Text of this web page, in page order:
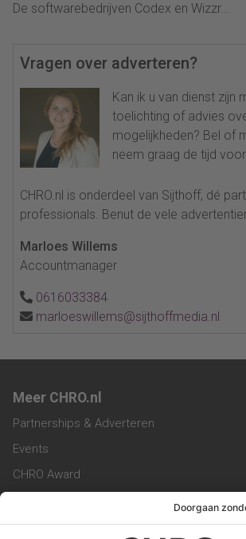
De softwarebedrijven Codex en Wizzr...
Vragen over adverteren?
Kan ik u van dienst zijn
toelichting of advies
mogelijkheden? Bel of
neem graag de tijd voor
CHRO.nl is onderdeel van Sijthoff, dé
professionals. Benut de vele
Marloes Willems
Accountmanager
0616033384
marloeswillems@sijthoffmedia.nl
Meer CHRO.nl
Partnerships & Adverteren
Events
CHRO Award
CHRO Magazine